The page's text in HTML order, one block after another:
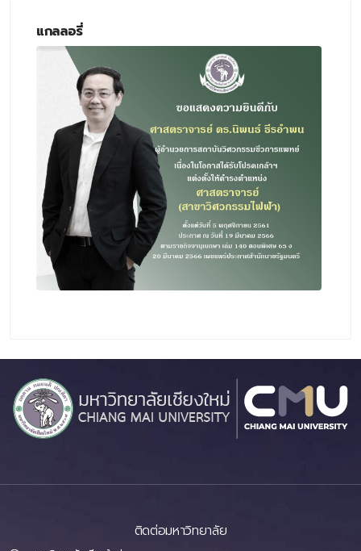
แกลลอรี่
ติดต่อมหาวิทยาลัย